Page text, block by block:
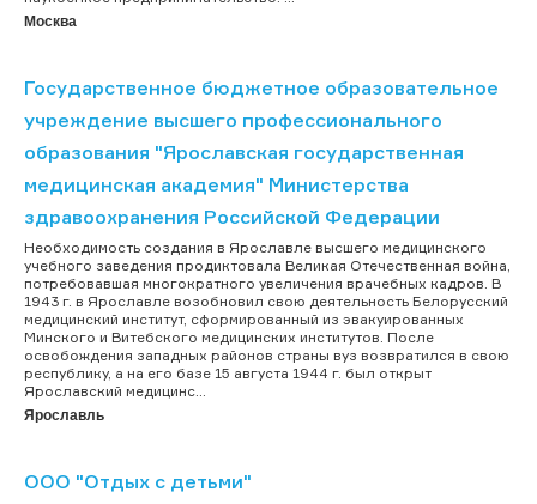
Москва
Государственное бюджетное образовательное
учреждение высшего профессионального
образования "Ярославская государственная
медицинская академия" Министерства
здравоохранения Российской Федерации
Необходимость создания в Ярославле высшего медицинского
учебного заведения продиктовала Великая Отечественная война,
потребовавшая многократного увеличения врачебных кадров. В
1943 г. в Ярославле возобновил свою деятельность Белорусский
медицинский институт, сформированный из эвакуированных
Минского и Витебского медицинских институтов. После
освобождения западных районов страны вуз возвратился в свою
республику, а на его базе 15 августа 1944 г. был открыт
Ярославский медицинс...
Ярославль
ООО "Отдых с детьми"